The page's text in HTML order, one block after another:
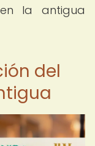
la antigua
del